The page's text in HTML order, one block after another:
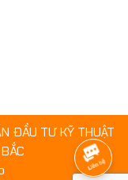
ĐẦU TƯ KỸ THUẬT